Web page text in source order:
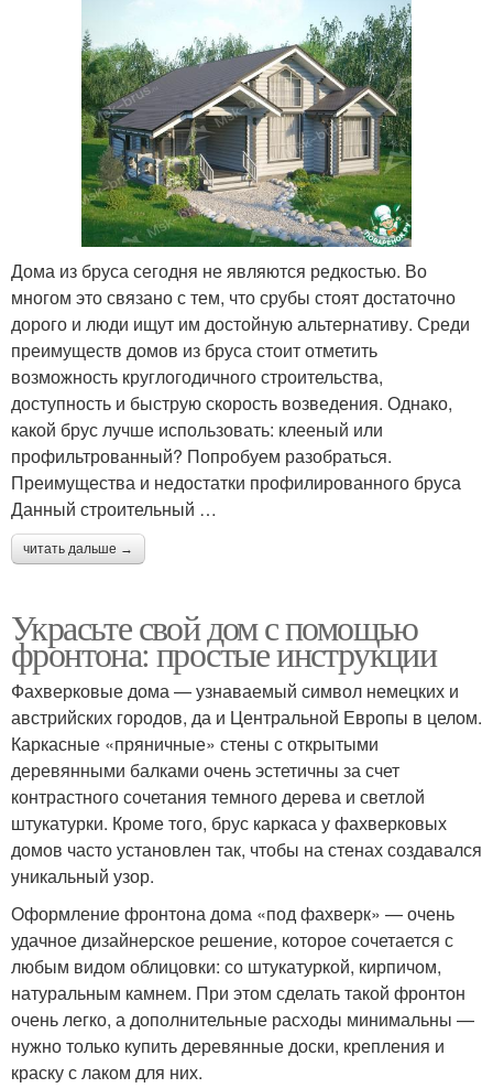
Дома из бруса сегодня не являются редкостью. Во
многом это связано с тем, что срубы стоят достаточно
дорого и люди ищут им достойную альтернативу. Среди
преимуществ домов из бруса стоит отметить
возможность круглогодичного строительства,
доступность и быструю скорость возведения. Однако,
какой брус лучше использовать: клееный или
профильтрованный? Попробуем разобраться.
Преимущества и недостатки профилированного бруса
Данный строительный …
читать дальше →
Украсьте свой дом с помощью
фронтона: простые инструкции
Фахверковые дома — узнаваемый символ немецких и
австрийских городов, да и Центральной Европы в целом.
Каркасные «пряничные» стены с открытыми
деревянными балками очень эстетичны за счет
контрастного сочетания темного дерева и светлой
штукатурки. Кроме того, брус каркаса у фахверковых
домов часто установлен так, чтобы на стенах создавался
уникальный узор.
Оформление фронтона дома «под фахверк» — очень
удачное дизайнерское решение, которое сочетается с
любым видом облицовки: со штукатуркой, кирпичом,
натуральным камнем. При этом сделать такой фронтон
очень легко, а дополнительные расходы минимальны —
нужно только купить деревянные доски, крепления и
краску с лаком для них.